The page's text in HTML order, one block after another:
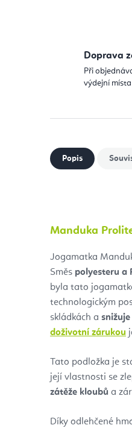
Doprava
Při
výdejní
Popis
Manduka
Jogamatka
Směs polyesteru a
byla tato
technologickým
skládkách a
doživotní zárukou
Tato podložka je
její vlastnosti se
zátěže kloubů a
Díky odlehčené